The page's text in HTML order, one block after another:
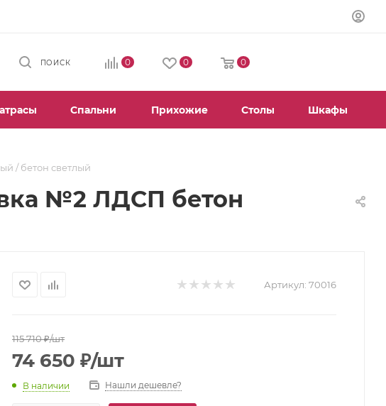
ПОИСК 0 0 0
Спальни Прихожие Столы Шкафы
/ бетон светлый
№2 ЛДСП бетон
Артикул: 70016
115 710₽/шт
74 650 ₽/шт
В наличии Нашли дешевле?